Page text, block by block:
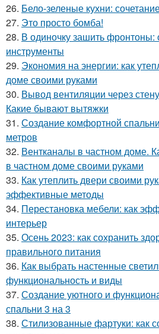
26. Бело-зеленые кухни:
27. Это просто бомба!
28. В одиночку зашить
инструменты
29. Экономия на энергии: как
доме своими руками
30. Вывод вентиляции через
Какие бывают вытяжки
31. Создание комфортной
метров
32. Вентканалы в частном доме.
в частном доме своими руками
33. Как утеплить двери своими
эффективные методы
34. Перестановка мебели: как
интерьер
35. Осень 2023: как сохранить
правильного питания
36. Как выбрать настенные
функциональность и виды
37. Создание уютного и
спальни 3 на 3
38. Стилизованные фартуки: как